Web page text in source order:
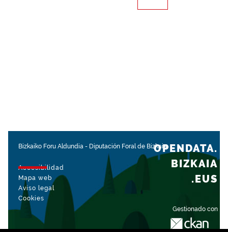
Bizkaiko Foru Aldundia - Diputación Foral de Bizkaia
Accesibilidad
Mapa web
Aviso legal
Cookies
Gestionado con
OPENDATA.
BIZKAIA
.EUS